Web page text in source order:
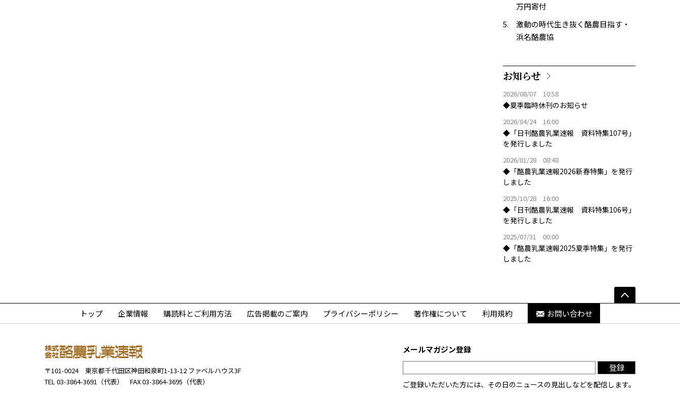
万円寄付
激動の時代生き抜く酪農目指す・
浜名酪農協
お知らせ
2026/08/07 10:58
◆夏季臨時休刊のお知らせ
2026/04/24 16:00
◆「日刊酪農乳業速報 資料特集107号」
を発行しました
2026/01/28 08:48
◆「酪農乳業速報2026新春特集」を発行
しました
2025/10/28 16:00
◆「日刊酪農乳業速報 資料特集106号」
を発行しました
2025/07/31 00:00
◆「酪農乳業速報2025夏季特集」を発行
しました
トップ 企業情報 購読料とご利用方法 広告掲載のご案内 プライバシーポリシー 著作権について 利用規約 お問い合わせ
〒101-0024 東京都千代田区神田和泉町1-13-12 ファベルハウス3F
TEL 03-3864-3691（代表）
FAX 03-3864-3695（代表）
メールマガジン登録
登録
ご登録いただいた方には、その日のニュースの見出しなどを配信します。